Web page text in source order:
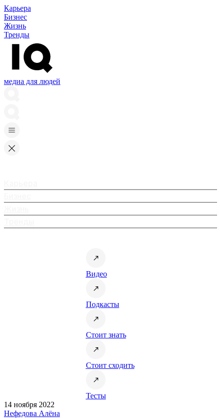
Карьера
Бизнес
Жизнь
Тренды
медиа для людей
Видео
Подкасты
Стоит знать
Стоит сходить
Тесты
14 ноября 2022
Нефедова Алёна